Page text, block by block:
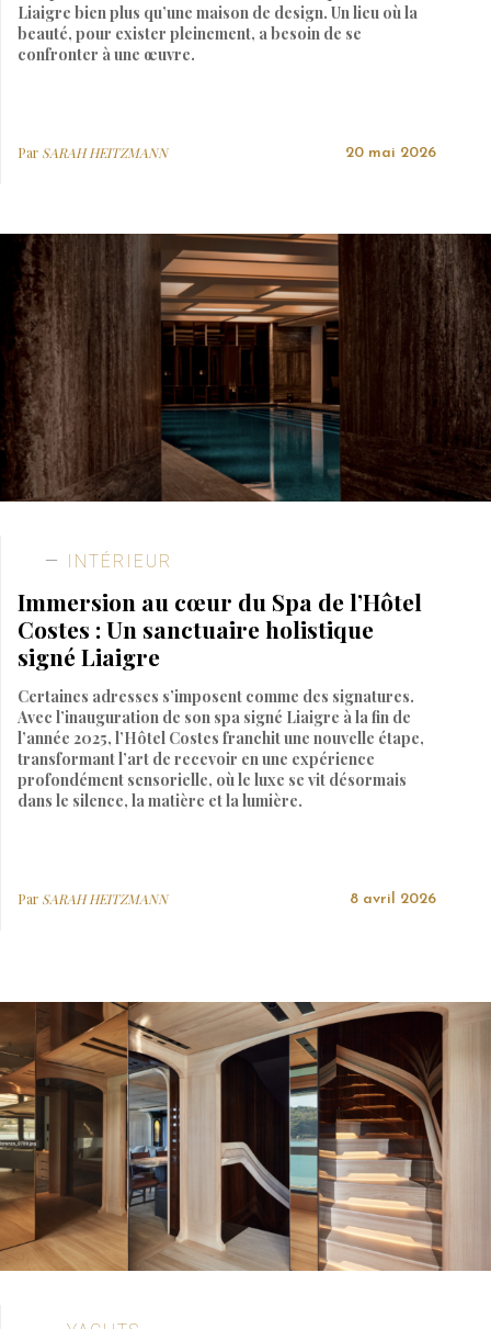
Liaigre bien plus qu’une maison de design. Un lieu où la
beauté, pour exister pleinement, a besoin de se
confronter à une œuvre.
Par SARAH HEITZMANN 20 mai 2026
INTÉRIEUR
Immersion au cœur du Spa de l’Hôtel
Costes : Un sanctuaire holistique
signé Liaigre
Certaines adresses s’imposent comme des signatures.
Avec l’inauguration de son spa signé Liaigre à la fin de
l’année 2025, l’Hôtel Costes franchit une nouvelle étape,
transformant l’art de recevoir en une expérience
profondément sensorielle, où le luxe se vit désormais
dans le silence, la matière et la lumière.
Par SARAH HEITZMANN 8 avril 2026